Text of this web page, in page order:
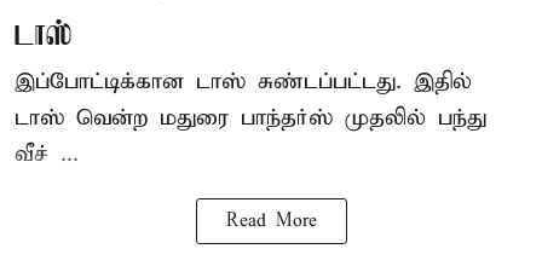
டாஸ்
இப்போட்டிக்கான டாஸ் சுண்டப்பட்டது. இதில்
டாஸ் வென்ற மதுரை பாந்தர்ஸ் முதலில் பந்து
வீச் ...
Read More